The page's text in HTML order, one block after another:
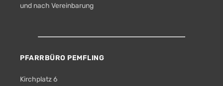
und nach Vereinbarung
PFARRBÜRO PEMFLING
Kirchplatz 6